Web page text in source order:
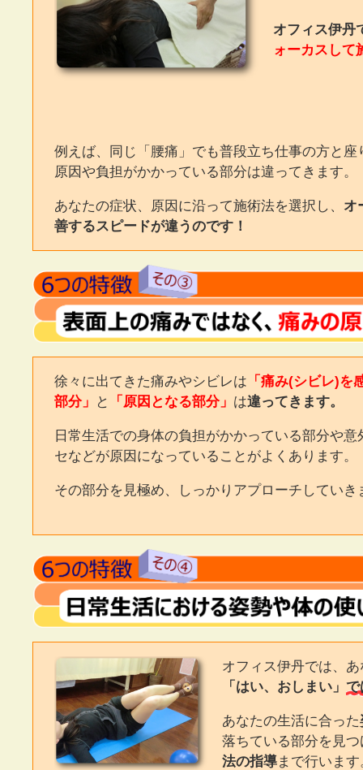
オフィス伊丹
ォーカスして
例えば、同じ「腰痛」でも普段立ち仕事の方と
原因や負担がかかっている部分は違ってきます。
あなたの症状、原因に沿って施術法を選択し、 オ
善するスピードが違うのです！
徐々に出てきた痛みやシビレは 「痛み(シビレ)を
部分」
と 「原因となる部分」 は違ってきます。
日常生活での身体の負担がかかっている部分や意
セなどが原因になっていることがよくあります。
その部分を見極め、しっかりアプローチしていき
オフィス伊丹では、
「はい、おしまい」 で
あなたの生活に合った
落ちている部分を見
法の指導まで行います